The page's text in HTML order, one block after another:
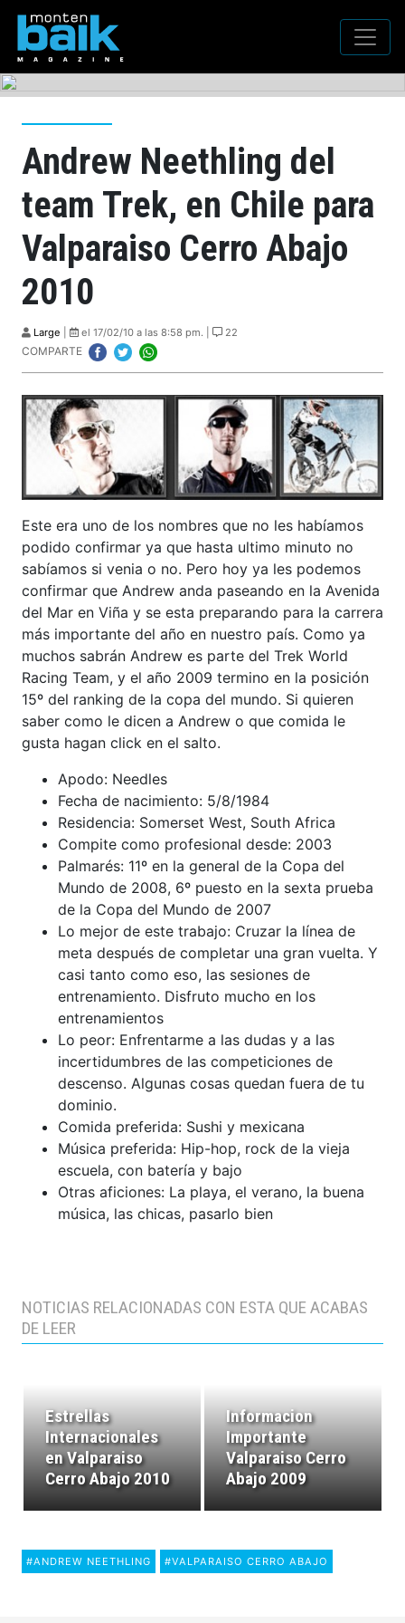
Andrew Neethling del
team Trek, en Chile para
Valparaiso Cerro Abajo
2010
Large el 17/02/10 a las 8:58 pm. | 22
COMPARTE
Este era uno de los nombres que no les habíamos
podido confirmar ya que hasta ultimo minuto no
sabíamos si venia o no. Pero hoy ya les podemos
confirmar que Andrew anda paseando en la Avenida
del Mar en Viña y se esta preparando para la carrera
más importante del año en nuestro país. Como ya
muchos sabrán Andrew es parte del Trek World
Racing Team, y el año 2009 termino en la posición
15º del ranking de la copa del mundo. Si quieren
saber como le dicen a Andrew o que comida le
gusta hagan click en el salto.
Apodo: Needles
Fecha de nacimiento: 5/8/1984
Residencia: Somerset West, South Africa
Compite como profesional desde: 2003
Palmarés: 11º en la general de la Copa del
Mundo de 2008, 6º puesto en la sexta prueba
de la Copa del Mundo de 2007
Lo mejor de este trabajo: Cruzar la línea de
meta después de completar una gran vuelta. Y
casi tanto como eso, las sesiones de
entrenamiento. Disfruto mucho en los
entrenamientos
Lo peor: Enfrentarme a las dudas y a las
incertidumbres de las competiciones de
descenso. Algunas cosas quedan fuera de tu
dominio.
Comida preferida: Sushi y mexicana
Música preferida: Hip-hop, rock de la vieja
escuela, con batería y bajo
Otras aficiones: La playa, el verano, la buena
música, las chicas, pasarlo bien
NOTICIAS RELACIONADAS CON ESTA QUE ACABAS
DE LEER
Estrellas
Internacionales
en Valparaiso
Cerro Abajo 2010
Informacion
Importante
Valparaiso Cerro
Abajo 2009
#ANDREW NEETHLING #VALPARAISO CERRO ABAJO